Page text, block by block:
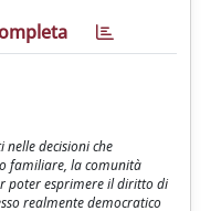
decisioni che
familiare, la comunità
poter esprimere il diritto di
realmente democratico